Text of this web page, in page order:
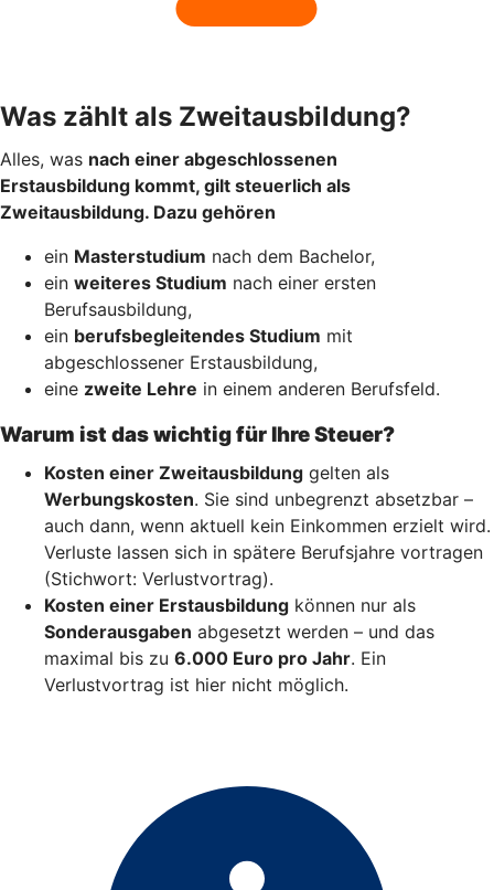
Was zählt als Zweitausbildung?
Alles, was nach einer abgeschlossenen
Erstausbildung kommt, gilt steuerlich als
Zweitausbildung. Dazu gehören
ein Masterstudium nach dem Bachelor,
ein weiteres Studium nach einer ersten
Berufsausbildung,
ein berufsbegleitendes Studium mit
abgeschlossener Erstausbildung,
eine zweite Lehre in einem anderen Berufsfeld.
Warum ist das wichtig für Ihre Steuer?
Kosten einer Zweitausbildung gelten als
Werbungskosten. Sie sind unbegrenzt absetzbar –
auch dann, wenn aktuell kein Einkommen erzielt wird.
Verluste lassen sich in spätere Berufsjahre vortragen
(Stichwort: Verlustvortrag).
Kosten einer Erstausbildung können nur als
Sonderausgaben abgesetzt werden – und das
maximal bis zu 6.000 Euro pro Jahr. Ein
Verlustvortrag ist hier nicht möglich.